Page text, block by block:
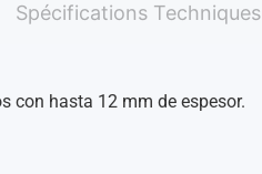
Spécifications Techniques
con hasta 12 mm de espesor.